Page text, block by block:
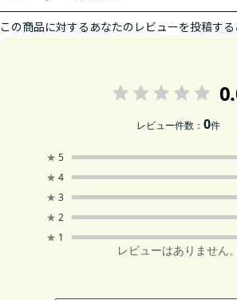
この商品に対するあなたのレビューを投稿する
レビュー件数：0件
★ 5
★ 4
★ 3
★ 2
★ 1
レビューはありません。